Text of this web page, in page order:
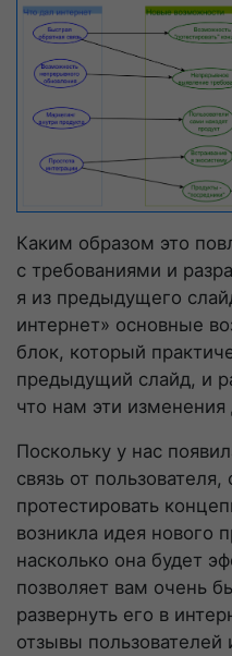
Каким образом это
с требованиями и
я из предыдущего
интернет» основные
блок, который
предыдущий слайд, и
что нам эти изменения
Поскольку у нас
связь от
протестировать
возникла идея нового
насколько она будет
позволяет вам очень
развернуть его в
отзывы пользователей